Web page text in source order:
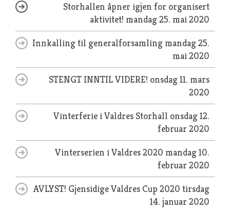
Storhallen åpner igjen for organisert
aktivitet! mandag 25. mai 2020
Innkalling til generalforsamling mandag 25.
mai 2020
STENGT INNTIL VIDERE! onsdag 11. mars
2020
Vinterferie i Valdres Storhall onsdag 12.
februar 2020
Vinterserien i Valdres 2020 mandag 10.
februar 2020
AVLYST! Gjensidige Valdres Cup 2020 tirsdag
14. januar 2020